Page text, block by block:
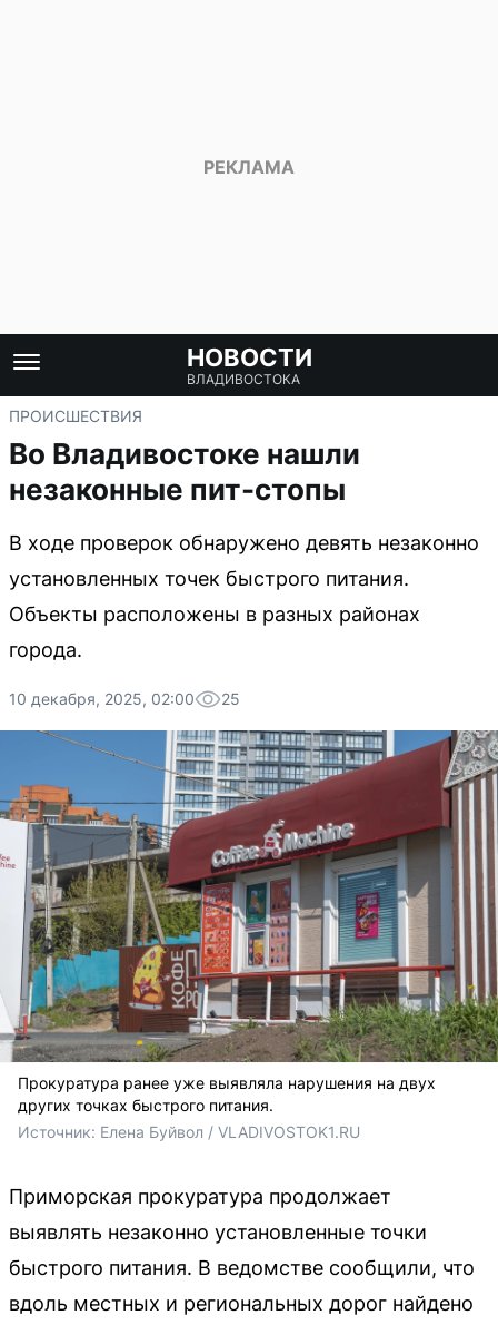
НОВОСТИ
ВЛАДИВОСТОКА
ПРОИСШЕСТВИЯ
Во Владивостоке нашли
незаконные пит-стопы
В ходе проверок обнаружено девять незаконно
установленных точек быстрого питания.
Объекты расположены в разных районах
города.
10 декабря, 2025, 02:00 25
Прокуратура ранее уже выявляла нарушения на двух
других точках быстрого питания.
Источник: Елена Буйвол / VLADIVOSTOK1.RU
Приморская прокуратура продолжает
выявлять незаконно установленные точки
быстрого питания. В ведомстве сообщили, что
вдоль местных и региональных дорог найдено